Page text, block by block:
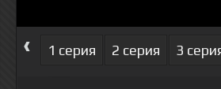
‹ 1 серия 2 серия 3